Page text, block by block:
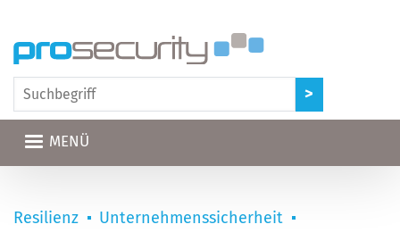
MENÜ
Resilienz Unternehmenssicherheit